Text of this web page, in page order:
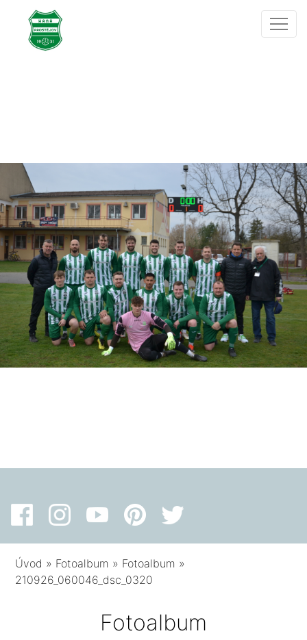
Úvod » Fotoalbum » Fotoalbum »
210926_060046_dsc_0320
Fotoalbum